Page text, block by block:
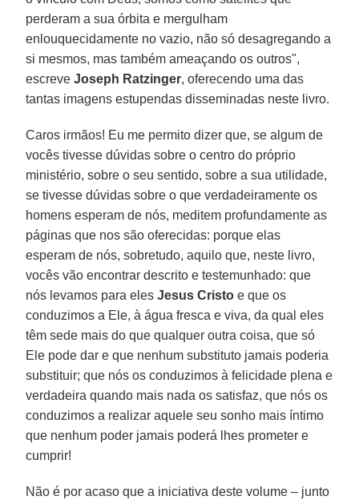
perderam a sua órbita e mergulham
enlouquecidamente no vazio, não só desagregando a
si mesmos, mas também ameaçando os outros",
escreveJoseph Ratzinger, oferecendo uma das
tantas imagens estupendas disseminadas neste livro.
Caros irmãos! Eu me permito dizer que, se algum de
vocês tivesse dúvidas sobre o centro do próprio
ministério, sobre o seu sentido, sobre a sua utilidade,
se tivesse dúvidas sobre o que verdadeiramente os
homens esperam de nós, meditem profundamente as
páginas que nos são oferecidas: porque elas
esperam de nós, sobretudo, aquilo que, neste livro,
vocês vão encontrar descrito e testemunhado: que
nós levamos para elesJesus Cristo e que os
conduzimos a Ele, à água fresca e viva, da qual eles
têm sede mais do que qualquer outra coisa, que só
Ele pode dar e que nenhum substituto jamais poderia
substituir; que nós os conduzimos à felicidade plena e
verdadeira quando mais nada os satisfaz, que nós os
conduzimos a realizar aquele seu sonho mais íntimo
que nenhum poder jamais poderá lhes prometer e
cumprir!
Não é por acaso que a iniciativa deste volume – junto